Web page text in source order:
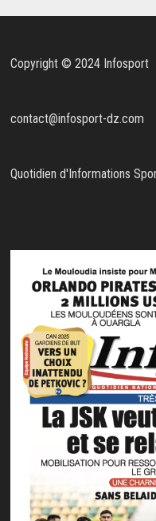
Copyright © 2024 Infosport
contact@infosport-dz.com
Quotidien d'Informations